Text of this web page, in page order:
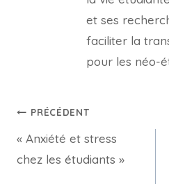
et ses
faciliter la
pour les néo-
Navigation
de
PRÉCÉDENT
« Anxiété et stress
chez les étudiants »